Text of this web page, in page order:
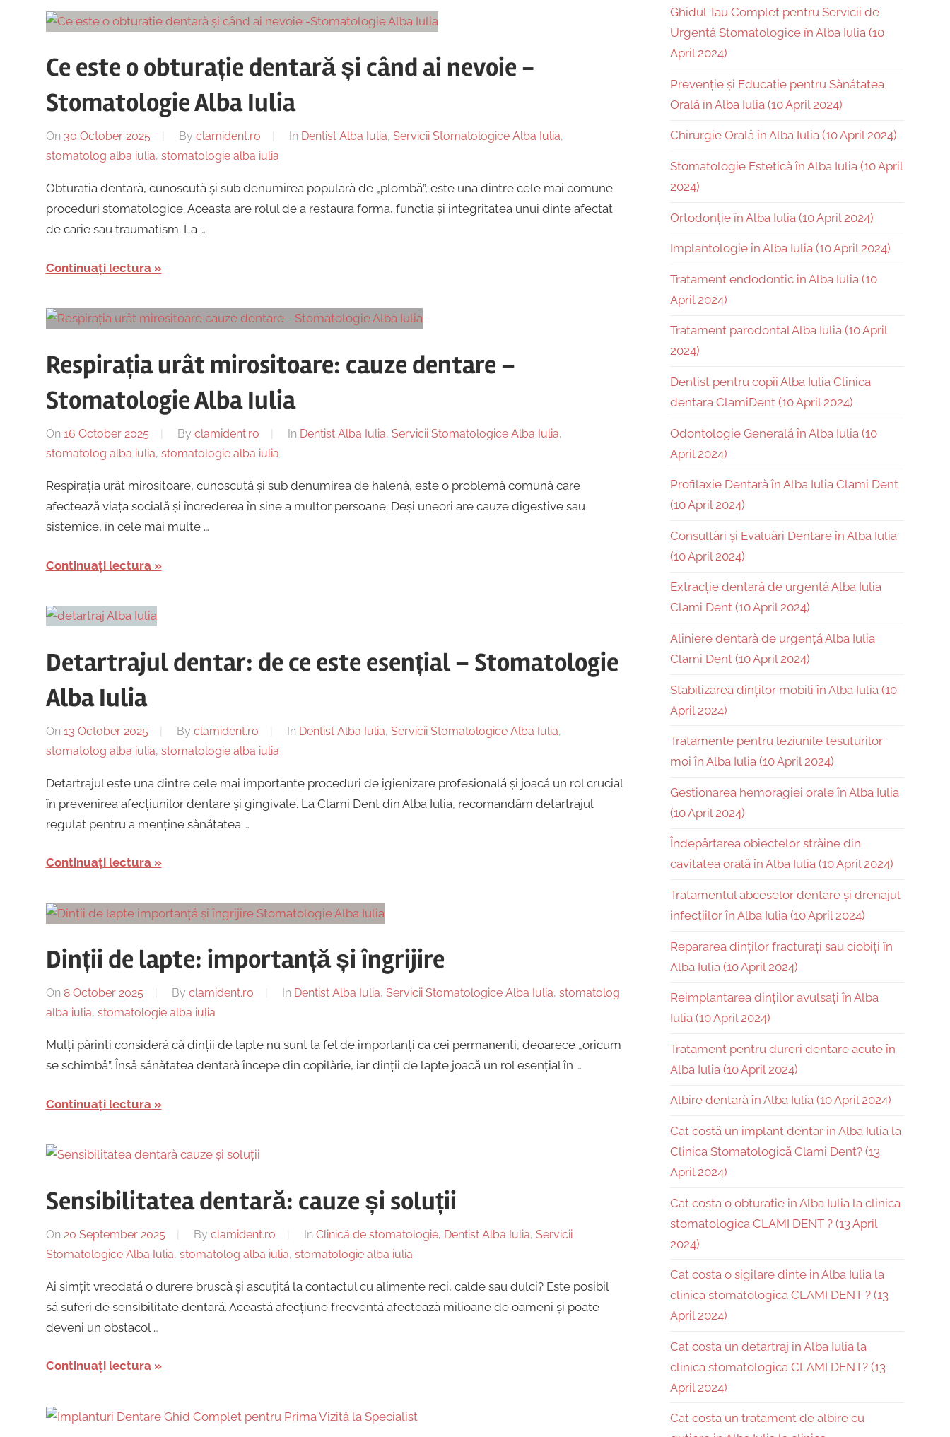
Ce este o obturație dentară și când ai nevoie -
Stomatologie Alba Iulia
On 30 October 2025 By clamident.ro In Dentist Alba Iulia, Servicii Stomatologice Alba Iulia,
stomatolog alba iulia, stomatologie alba iulia
Obturatia dentară, cunoscută și sub denumirea populară de „plombă”, este una dintre cele mai comune
proceduri stomatologice. Aceasta are rolul de a restaura forma, funcția și integritatea unui dinte afectat
de carie sau traumatism. La …
Continuați lectura
Respirația urât mirositoare: cauze dentare –
Stomatologie Alba Iulia
On 16 October 2025 By clamident.ro In Dentist Alba Iulia, Servicii Stomatologice Alba Iulia,
stomatolog alba iulia, stomatologie alba iulia
Respirația urât mirositoare, cunoscută și sub denumirea de halenă, este o problemă comună care
afectează viața socială și încrederea în sine a multor persoane. Deși uneori are cauze digestive sau
sistemice, în cele mai multe …
Continuați lectura
Detartrajul dentar: de ce este esențial – Stomatologie
Alba Iulia
On 13 October 2025 By clamident.ro In Dentist Alba Iulia, Servicii Stomatologice Alba Iulia,
stomatolog alba iulia, stomatologie alba iulia
Detartrajul este una dintre cele mai importante proceduri de igienizare profesională și joacă un rol crucial
în prevenirea afecțiunilor dentare și gingivale. La Clami Dent din Alba Iulia, recomandăm detartrajul
regulat pentru a menține sănătatea …
Continuați lectura
Dinții de lapte: importanță și îngrijire
On 8 October 2025 By clamident.ro In Dentist Alba Iulia, Servicii Stomatologice Alba Iulia, stomatolog
alba iulia, stomatologie alba iulia
Mulți părinți consideră că dinții de lapte nu sunt la fel de importanți ca cei permanenți, deoarece „oricum
se schimbă”. Însă sănătatea dentară începe din copilărie, iar dinții de lapte joacă un rol esențial în …
Continuați lectura
Sensibilitatea dentară: cauze și soluții
On 20 September 2025 By clamident.ro In Clinică de stomatologie, Dentist Alba Iulia, Servicii
Stomatologice Alba Iulia, stomatolog alba iulia, stomatologie alba iulia
Ai simțit vreodată o durere bruscă și ascuțită la contactul cu alimente reci, calde sau dulci? Este posibil
să suferi de sensibilitate dentară. Această afecțiune frecventă afectează milioane de oameni și poate
deveni un obstacol …
Continuați lectura
Ghidul Tau Complet pentru Servicii de
Urgență Stomatologice în Alba Iulia (10
April 2024)
Prevenție și Educație pentru Sănătatea
Orală în Alba Iulia (10 April 2024)
Chirurgie Orală în Alba Iulia (10 April 2024)
Stomatologie Estetică în Alba Iulia (10 April
2024)
Ortodonție în Alba Iulia (10 April 2024)
Implantologie în Alba Iulia (10 April 2024)
Tratament endodontic in Alba Iulia (10
April 2024)
Tratament parodontal Alba Iulia (10 April
2024)
Dentist pentru copii Alba Iulia Clinica
dentara ClamiDent (10 April 2024)
Odontologie Generală în Alba Iulia (10
April 2024)
Profilaxie Dentară în Alba Iulia Clami Dent
(10 April 2024)
Consultări și Evaluări Dentare în Alba Iulia
(10 April 2024)
Extracție dentară de urgență Alba Iulia
Clami Dent (10 April 2024)
Aliniere dentară de urgență Alba Iulia
Clami Dent (10 April 2024)
Stabilizarea dinților mobili în Alba Iulia (10
April 2024)
Tratamente pentru leziunile țesuturilor
moi în Alba Iulia (10 April 2024)
Gestionarea hemoragiei orale în Alba Iulia
(10 April 2024)
Îndepărtarea obiectelor străine din
cavitatea orală în Alba Iulia (10 April 2024)
Tratamentul abceselor dentare și drenajul
infecțiilor în Alba Iulia (10 April 2024)
Repararea dinților fracturați sau ciobiți în
Alba Iulia (10 April 2024)
Reimplantarea dinților avulsați în Alba
Iulia (10 April 2024)
Tratament pentru dureri dentare acute în
Alba Iulia (10 April 2024)
Albire dentară în Alba Iulia (10 April 2024)
Cat costă un implant dentar in Alba Iulia la
Clinica Stomatologică Clami Dent? (13
April 2024)
Cat costa o obturatie in Alba Iulia la clinica
stomatologica CLAMI DENT ? (13 April
2024)
Cat costa o sigilare dinte in Alba Iulia la
clinica stomatologica CLAMI DENT ? (13
April 2024)
Cat costa un detartraj in Alba Iulia la
clinica stomatologica CLAMI DENT? (13
April 2024)
Cat costa un tratament de albire cu